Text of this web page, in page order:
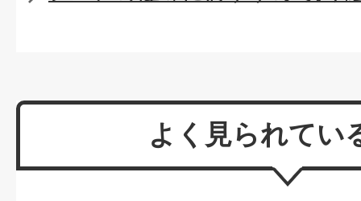
よく見られてい